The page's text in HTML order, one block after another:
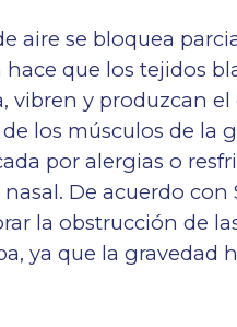
aire se bloquea
que los tejidos
vibren y produzcan
los músculos de la
por alergias o
De acuerdo con
la obstrucción de
ya que la gravedad